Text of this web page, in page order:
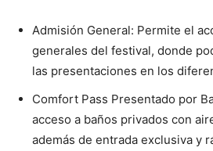
Admisión General: Permite el
generales del festival, donde
las presentaciones en los
Comfort Pass Presentado por
acceso a baños privados con
además de entrada exclusiva y